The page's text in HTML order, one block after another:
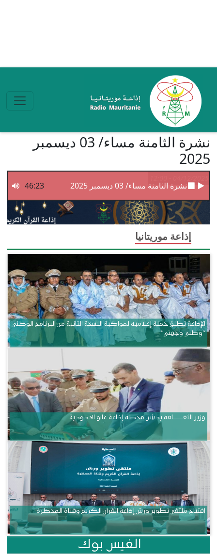
نشرة الثامنة مساء/ 03 ديسمبر
2025
نشرة الثامنة مساء/ 03 ديسمبر 2025 46:23
إذاعة موريتانيا
الإذاعة تطلق حملة إعلامية لمواكبة النسخة الثانية من البرنامج الوطني
“وطني وجهتي”
وزير الثقــــــــــافة يدشن محطة إذاعة غابو الحدودية
افتتاح ملتقى تطوير ورش إذاعة القرآن الكريم وقناة المحظرة
الفيس بوك